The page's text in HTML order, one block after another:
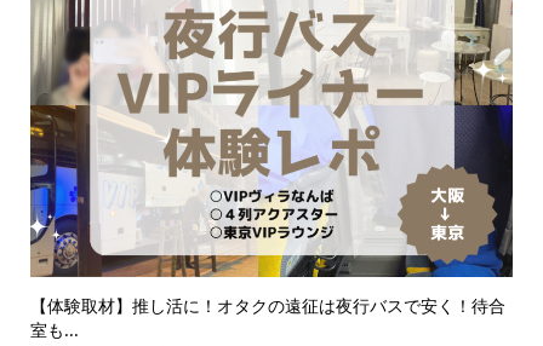
【体験取材】推し活に！オタクの遠征は夜行バスで安く！待合
室も...